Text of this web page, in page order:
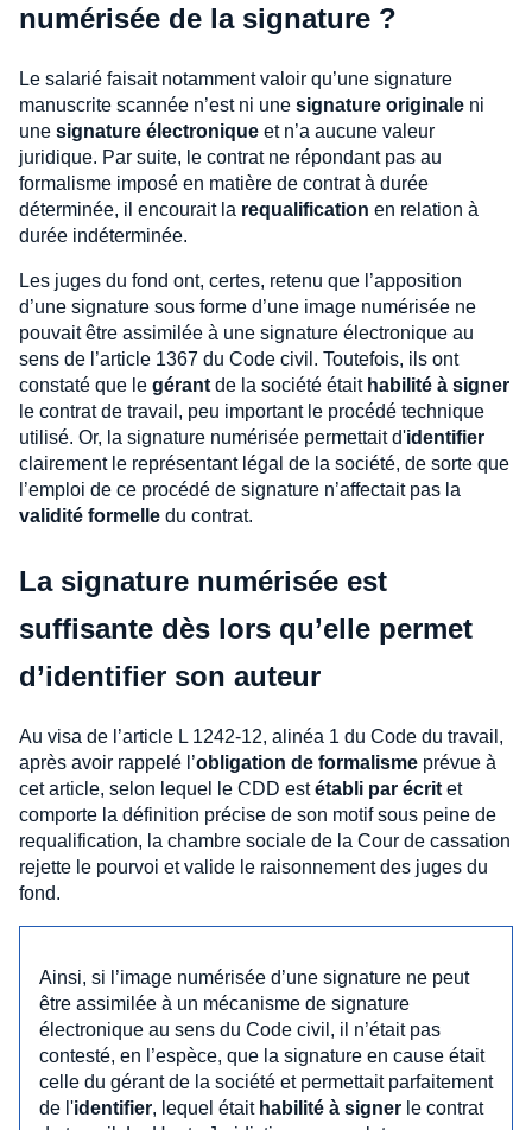
numérisée de la signature ?
Le salarié faisait notamment valoir qu’une signature
manuscrite scannée n’est ni une signature originale ni
une signature électronique et n’a aucune valeur
juridique. Par suite, le contrat ne répondant pas au
formalisme imposé en matière de contrat à durée
déterminée, il encourait la requalification en relation à
durée indéterminée.
Les juges du fond ont, certes, retenu que l’apposition
d’une signature sous forme d’une image numérisée ne
pouvait être assimilée à une signature électronique au
sens de l’article 1367 du Code civil. Toutefois, ils ont
constaté que le gérant de la société était habilité à signer
le contrat de travail, peu important le procédé technique
utilisé. Or, la signature numérisée permettait d'identifier
clairement le représentant légal de la société, de sorte que
l’emploi de ce procédé de signature n’affectait pas la
validité formelle du contrat.
La signature numérisée est
suffisante dès lors qu’elle permet
d’identifier son auteur
Au visa de l’article L 1242-12, alinéa 1 du Code du travail,
après avoir rappelé l’obligation de formalisme prévue à
cet article, selon lequel le CDD estétabli par écrit et
comporte la définition précise de son motif sous peine de
requalification, la chambre sociale de la Cour de cassation
rejette le pourvoi et valide le raisonnement des juges du
fond.
Ainsi, si l’image numérisée d’une signature ne peut
être assimilée à un mécanisme de signature
électronique au sens du Code civil, il n’était pas
contesté, en l’espèce, que la signature en cause était
celle du gérant de la société et permettait parfaitement
de l'identifier, lequel était habilité à signer le contrat